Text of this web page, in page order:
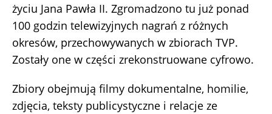
życiu Jana Pawła II. Zgromadzono tu już ponad
100 godzin telewizyjnych nagrań z różnych
okresów, przechowywanych w zbiorach TVP.
Zostały one w części zrekonstruowane cyfrowo.
Zbiory obejmują filmy dokumentalne, homilie,
zdjęcia, teksty publicystyczne i relacje ze